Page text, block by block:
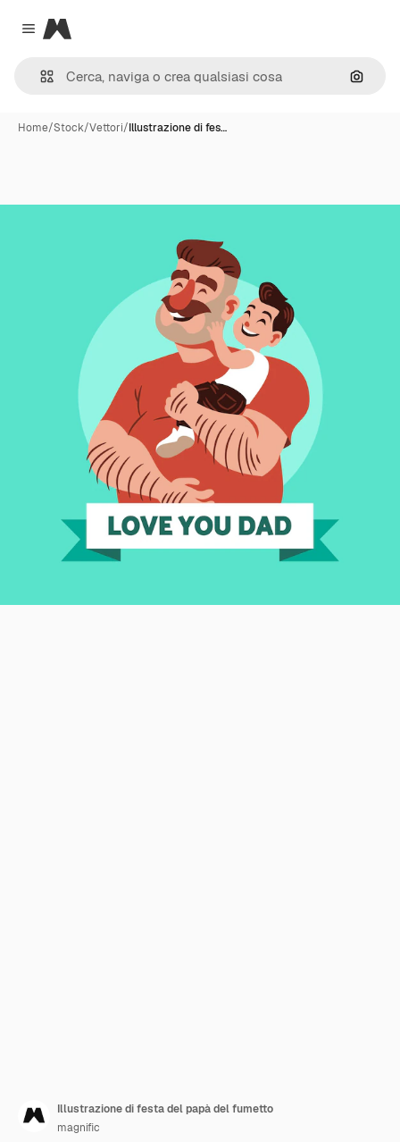
Close menu
Magnific
Cerca
Home/Stock/Vettori/Illustrazione di fes…
Illustrazione di festa del papà del fumetto
magnific